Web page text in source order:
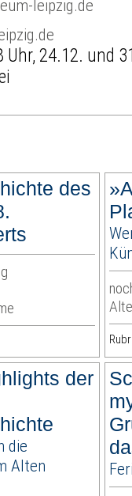
leipzig.de
Uhr, 24.12. und
des
der
die
Alten